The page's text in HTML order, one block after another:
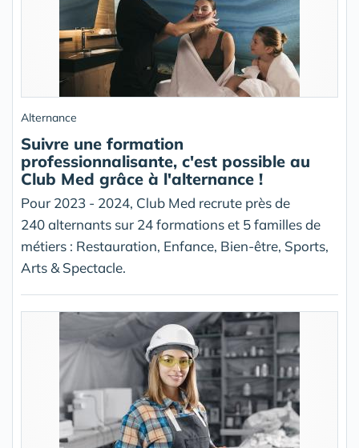
Alternance
Suivre une formation
professionnalisante, c'est possible au
Club Med grâce à l'alternance !
Pour 2023 - 2024, Club Med recrute près de
240 alternants sur 24 formations et 5 familles de
métiers : Restauration, Enfance, Bien-être, Sports,
Arts & Spectacle.